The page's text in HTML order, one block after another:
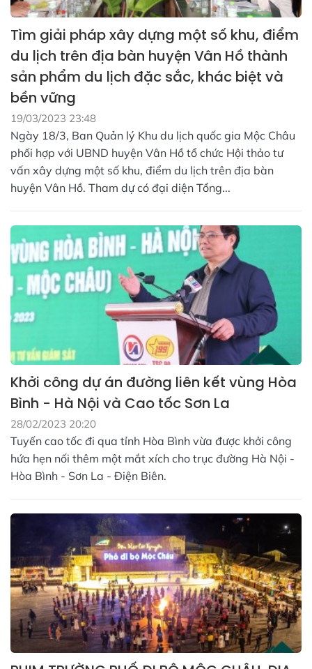
Tìm giải pháp xây dựng một số khu, điểm
du lịch trên địa bàn huyện Vân Hồ thành
sản phẩm du lịch đặc sắc, khác biệt và
bền vững
19/03/2023 23:48
Ngày 18/3, Ban Quản lý Khu du lịch quốc gia Mộc Châu
phối hợp với UBND huyện Vân Hồ tổ chức Hội thảo tư
vấn xây dựng một số khu, điểm du lịch trên địa bàn
huyện Vân Hồ. Tham dự có đại diện Tổng...
Khởi công dự án đường liên kết vùng Hòa
Bình - Hà Nội và Cao tốc Sơn La
28/02/2023 20:20
Tuyến cao tốc đi qua tỉnh Hòa Bình vừa được khởi công
hứa hẹn nối thêm một mắt xích cho trục đường Hà Nội -
Hòa Bình - Sơn La - Điện Biên.